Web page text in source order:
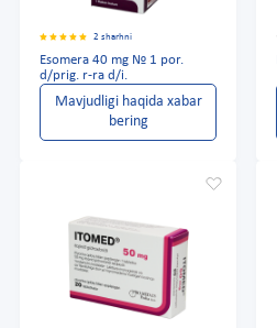
2 sharhni
Esomera 40 mg № 1 por.
d/prig. r-ra d/i.
Mavjudligi haqida xabar
bering